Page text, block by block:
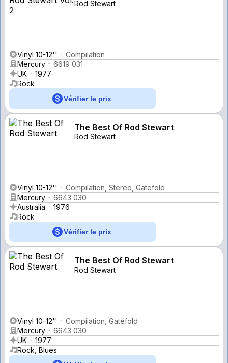
Rod Stewart
Vinyl 10-12''
Compilation
Mercury
6619 031
UK
1977
Rock
Vérifier le prix
The Best Of Rod Stewart
Rod Stewart
Vinyl 10-12''
Compilation, Stereo, Gatefold
Mercury
6643 030
Australia
1976
Rock
Vérifier le prix
The Best Of Rod Stewart
Rod Stewart
Vinyl 10-12''
Compilation, Gatefold
Mercury
6643 030
UK
1977
Rock, Blues